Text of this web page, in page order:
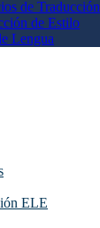
de Traducción
de Estilo
Lengua
ELE